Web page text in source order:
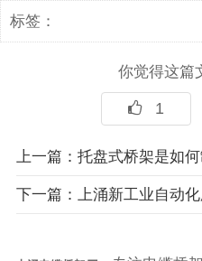
标签：
你觉得这篇
1
上一篇： 托盘式桥架是如
下一篇： 上涌新工业自动